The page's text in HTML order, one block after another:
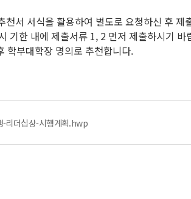
서 서식을 활용하여 별도로 요청하신 후
기한 내에 제출서류 1, 2 먼저 제출하시기 바
학부대학장 명의로 추천합니다.
-리더십상-시행계획.hwp